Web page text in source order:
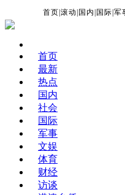
首页 |滚动 国内 国际 |军
首页
最新
热点
国内
社会
国际
军事
文娱
体育
财经
访谈